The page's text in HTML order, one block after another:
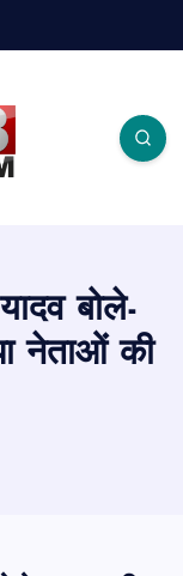
बोले-
नेताओं की